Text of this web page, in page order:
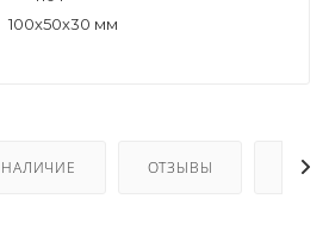
100х50х30 мм
НАЛИЧИЕ ОТЗЫВЫ КАК